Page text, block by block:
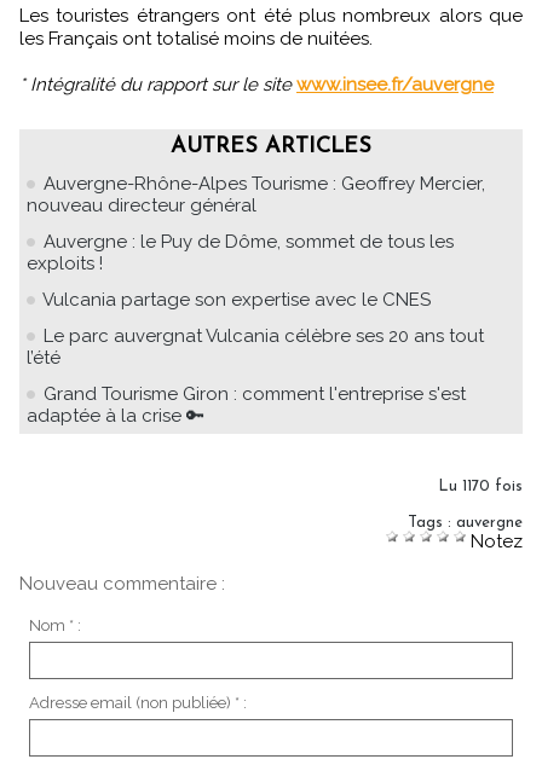
Les touristes étrangers ont été plus nombreux alors que
les Français ont totalisé moins de nuitées.
* Intégralité du rapport sur le site www.insee.fr/auvergne
AUTRES ARTICLES
Auvergne-Rhône-Alpes Tourisme : Geoffrey Mercier,
nouveau directeur général
Auvergne : le Puy de Dôme, sommet de tous les
exploits !
Vulcania partage son expertise avec le CNES
Le parc auvergnat Vulcania célèbre ses 20 ans tout
l’été
Grand Tourisme Giron : comment l'entreprise s'est
adaptée à la crise 🔑
Lu 1170 fois
Tags : auvergne
Notez
Nouveau commentaire :
Nom * :
Adresse email (non publiée) * :